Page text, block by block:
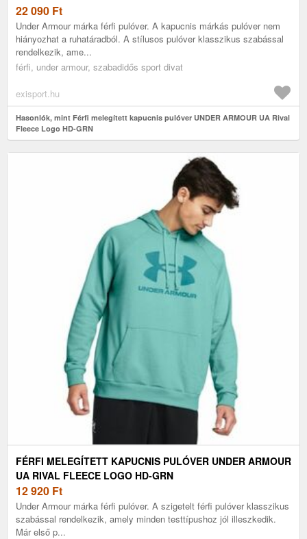
22 090 Ft
Under Armour márka férfi pulóver. A kapucnis márkás pulóver nem
hiányozhat a ruhatáradból. A stílusos pulóver klasszikus szabással
rendelkezik, ame...
férfi, under armour, szabadidős sport divat
exisport.hu
Hasonlók, mint Férfi melegített kapucnis pulóver UNDER ARMOUR UA Rival
Fleece Logo HD-GRN
FÉRFI MELEGÍTETT KAPUCNIS PULÓVER UNDER ARMOUR
UA RIVAL FLEECE LOGO HD-GRN
12 920 Ft
Under Armour márka férfi pulóver. A szigetelt férfi pulóver klasszikus
szabással rendelkezik, amely minden testtípushoz jól illeszkedik.
Már első p...